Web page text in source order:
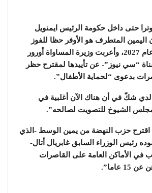
حتى داخل حكومة الرئيس ايمنويل
اليمين المتطرف هو الأوفر حظا للفوز
بانتخابات الرئاسة عام 2027، وأعربت وزيرة المساواة أورور
“سي نيوز”- عن تأييدها لمقترح حظر
بدعوى “لحماية الأطفال”.
شكّ في أن هناك الآن أغلبية في
الشيوخ للتصويت لصالحه”.
اقترح حزب النهضة من يمين الوسط -الذي
رئيس الوزراء السابق غابريال أتال-
في الأماكن العامة على القاصرات
عاما”.